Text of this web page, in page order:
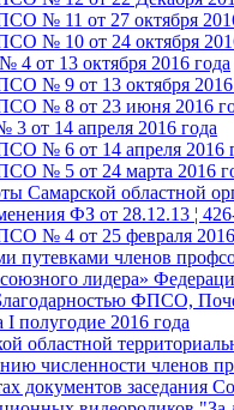
№ 11 от 27 октября
№ 10 от 24 октября
от 13 октября 2016 года
№ 9 от 13 октября 2016
№ 8 от 23 июня 2016
от 14 апреля 2016 года
№ 6 от 14 апреля 2016
№ 5 от 24 марта 2016
Самарской областной
ФЗ от 28.12.13 ¦
№ 4 от 25 февраля 2016
путевками членов
лидера»
ФПСО,
2016 года
областной
численности членов
документов заседания